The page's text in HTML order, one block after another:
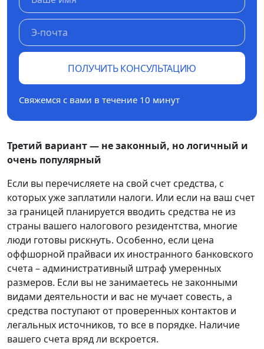
ПОЛУЧИТЬ КОНСУЛЬТАЦИЮ
Свяжемся с вами в течение 10 минут
Третий вариант — не законный, но логичный и
очень популярный
Если вы перечисляете на свой счет средства, с
которых уже заплатили налоги. Или если на ваш счет
за границей планируется вводить средства не из
страны вашего налогового резидентства, многие
люди готовы рискнуть. Особенно, если цена
оффшорной прайваси их иностранного банковского
счета – административный штраф умеренных
размеров. Если вы не занимаетесь не законными
видами деятельности и вас не мучает совесть, а
средства поступают от проверенных контактов и
легальных источников, то все в порядке. Наличие
вашего счета вряд ли вскроется.